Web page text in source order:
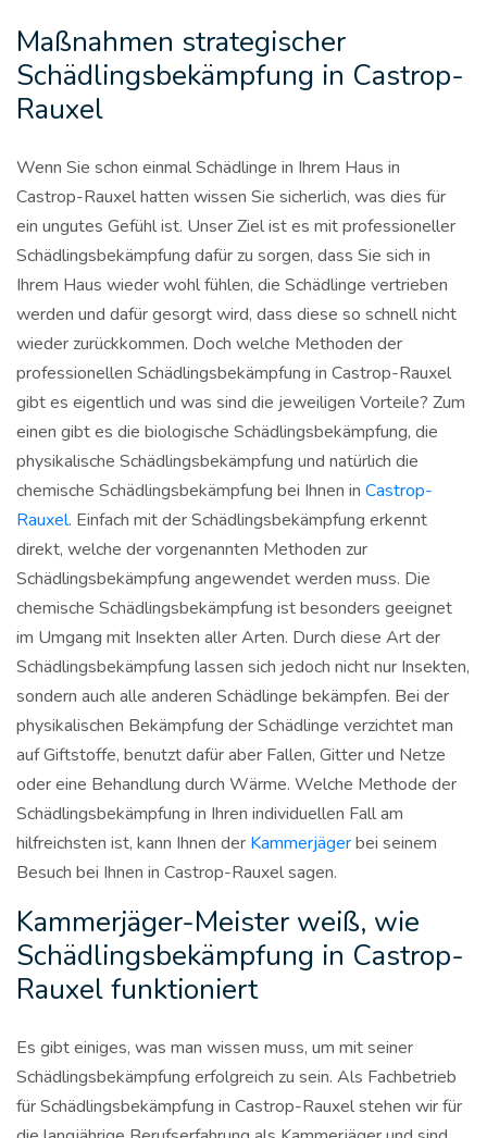
Maßnahmen strategischer
Schädlingsbekämpfung in Castrop-
Rauxel
Wenn Sie schon einmal Schädlinge in Ihrem Haus in
Castrop-Rauxel hatten wissen Sie sicherlich, was dies für
ein ungutes Gefühl ist. Unser Ziel ist es mit professioneller
Schädlingsbekämpfung dafür zu sorgen, dass Sie sich in
Ihrem Haus wieder wohl fühlen, die Schädlinge vertrieben
werden und dafür gesorgt wird, dass diese so schnell nicht
wieder zurückkommen. Doch welche Methoden der
professionellen Schädlingsbekämpfung in Castrop-Rauxel
gibt es eigentlich und was sind die jeweiligen Vorteile? Zum
einen gibt es die biologische Schädlingsbekämpfung, die
physikalische Schädlingsbekämpfung und natürlich die
chemische Schädlingsbekämpfung bei Ihnen in Castrop-
Rauxel. Einfach mit der Schädlingsbekämpfung erkennt
direkt, welche der vorgenannten Methoden zur
Schädlingsbekämpfung angewendet werden muss. Die
chemische Schädlingsbekämpfung ist besonders geeignet
im Umgang mit Insekten aller Arten. Durch diese Art der
Schädlingsbekämpfung lassen sich jedoch nicht nur Insekten,
sondern auch alle anderen Schädlinge bekämpfen. Bei der
physikalischen Bekämpfung der Schädlinge verzichtet man
auf Giftstoffe, benutzt dafür aber Fallen, Gitter und Netze
oder eine Behandlung durch Wärme. Welche Methode der
Schädlingsbekämpfung in Ihren individuellen Fall am
hilfreichsten ist, kann Ihnen der Kammerjägerbei seinem
Besuch bei Ihnen in Castrop-Rauxel sagen.
Kammerjäger-Meister weiß, wie
Schädlingsbekämpfung in Castrop-
Rauxel funktioniert
Es gibt einiges, was man wissen muss, um mit seiner
Schädlingsbekämpfung erfolgreich zu sein. Als Fachbetrieb
für Schädlingsbekämpfung in Castrop-Rauxel stehen wir für